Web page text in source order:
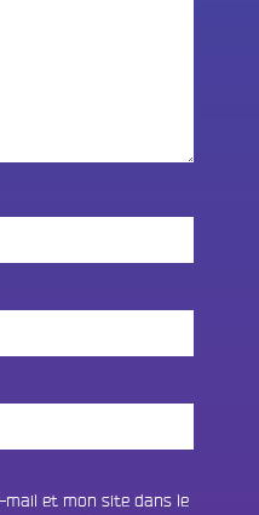
mail et mon site dans le